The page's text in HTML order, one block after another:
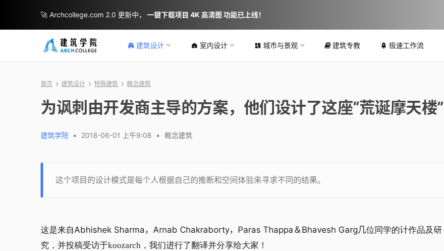
建筑设计 室内设计 城市与景观 建筑专教 极速工作流
首页 建筑设计 特殊建筑 概念建筑
为讽刺由开发商主导的方案，他们设计了这座“荒诞摩天楼”
建筑学院 • 2018-06-01 上午9:08 • 概念建筑
这个项目的设计模式是每个人根据自己的推断和空间体验来寻求不同的结果。
这是来自Abhishek Sharma，Arnab Chakraborty，Paras Thappa＆Bhavesh Garg几位同学的计作品及研
究， 并投稿受访于koozarch，我们进行了翻译并分享给大家！
🚀 Archcollege.com 2.0 更新中， 一键下载项目 4K 高清图 功能已上线！